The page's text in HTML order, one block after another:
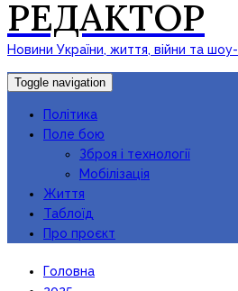
РЕДАКТОР
Новини України, життя, війни та
Toggle navigation
Політика
Поле бою
Зброя і технології
Мобілізація
Життя
Таблоїд
Про проєкт
Головна